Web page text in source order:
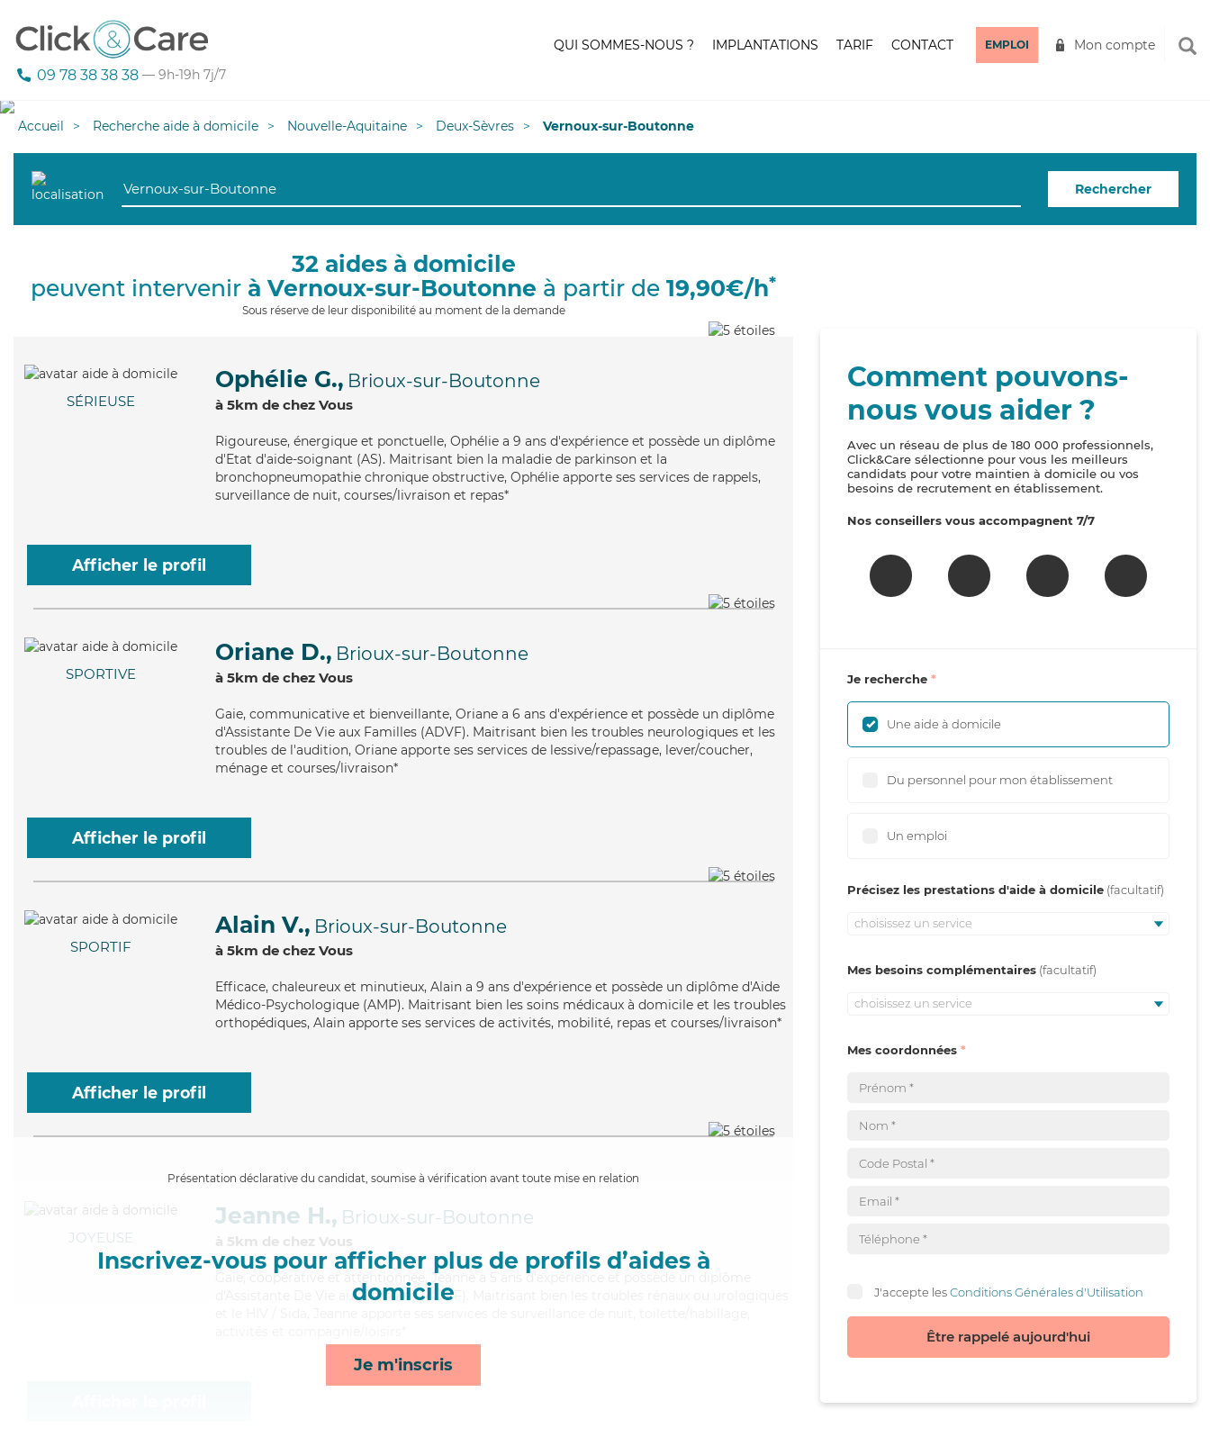
09 78 38 38 38 — 9h-19h 7j/7
QUI SOMMES-NOUS ? IMPLANTATIONS TARIF CONTACT EMPLOI Mon compte
Accueil Recherche aide à domicile Nouvelle-Aquitaine Deux-Sèvres Vernoux-sur-Boutonne
Rechercher
32 aides à domicile
peuvent intervenir à Vernoux-sur-Boutonne à partir de 19,90€/h*
Sous réserve de leur disponibilité au moment de la demande
SÉRIEUSE
Ophélie G., Brioux-sur-Boutonne
à 5km de chez Vous
Rigoureuse, énergique et ponctuelle, Ophélie a 9 ans d'expérience et possède un diplôme
d'Etat d'aide-soignant (AS). Maitrisant bien la maladie de parkinson et la
bronchopneumopathie chronique obstructive, Ophélie apporte ses services de rappels,
surveillance de nuit, courses/livraison et repas*
Afficher le profil
SPORTIVE
Oriane D., Brioux-sur-Boutonne
à 5km de chez Vous
Gaie, communicative et bienveillante, Oriane a 6 ans d'expérience et possède un diplôme
d'Assistante De Vie aux Familles (ADVF). Maitrisant bien les troubles neurologiques et les
troubles de l'audition, Oriane apporte ses services de lessive/repassage, lever/coucher,
ménage et courses/livraison*
Afficher le profil
SPORTIF
Alain V., Brioux-sur-Boutonne
à 5km de chez Vous
Efficace, chaleureux et minutieux, Alain a 9 ans d'expérience et possède un diplôme d'Aide
Médico-Psychologique (AMP). Maitrisant bien les soins médicaux à domicile et les troubles
orthopédiques, Alain apporte ses services de activités, mobilité, repas et courses/livraison*
Afficher le profil
Présentation déclarative du candidat, soumise à vérification avant toute mise en relation
Inscrivez-vous pour afficher plus de profils d’aides à
domicile
Je m'inscris
JOYEUSE
Jeanne H., Brioux-sur-Boutonne
à 5km de chez Vous
, coopérative et attentionnée, Jeanne a 5 ans d'expérience et possède un diplôme
d'Assistante De Vie aux Familles (ADVF). Maitrisant bien les troubles rénaux ou urologiques
Comment pouvons-
nous vous aider ?
Avec un réseau de plus de 180 000 professionnels,
Click&Care sélectionne pour vous les meilleurs
candidats pour votre maintien à domicile ou vos
besoins de recrutement en établissement.
Nos conseillers vous accompagnent 7/7
Je recherche
Une aide à domicile
Du personnel pour mon établissement
Un emploi
Précisez les prestations d'aide à domicile
choisissez un service
Mes besoins complémentaires
choisissez un service
Mes coordonnées
J'accepte lesConditions Générales d'Utilisation
Être rappelé aujourd'hui